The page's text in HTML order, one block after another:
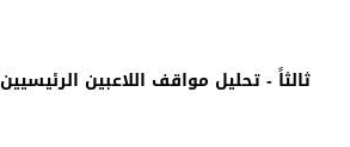
ثالثاً - تحليل مواقف اللاعبين الرئيسيين